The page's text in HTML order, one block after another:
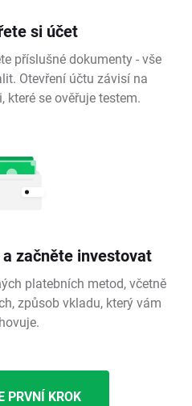
si účet
příslušné dokumenty - vše
Otevření účtu závisí na
které se ověřuje testem.
začněte investovat
platebních metod, včetně
způsob vkladu, který vám
PRVNÍ KROK